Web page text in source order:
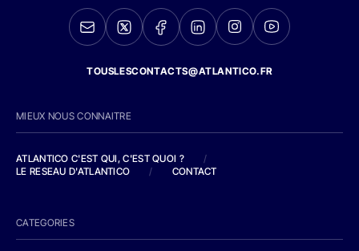
TOUSLESCONTACTS@ATLANTICO.FR
MIEUX NOUS CONNAITRE
ATLANTICO C'EST QUI, C'EST QUOI ?
/
LE RESEAU D'ATLANTICO
/ CONTACT
CATEGORIES